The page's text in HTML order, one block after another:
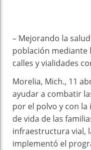
– Mejorando la
población mediante
calles y vialidades
Morelia, Mich., 11
ayudar a combatir
por el polvo y con
de vida de las
infraestructura vial,
implementó el